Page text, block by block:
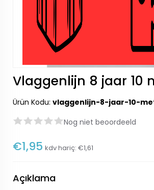
Vlaggenlijn 8 jaar 10
Ürün Kodu: vlaggenlijn-8-jaar-10-
Nog niet beoordeeld
€1,95 kdv hariç: €1,61
Açıklama